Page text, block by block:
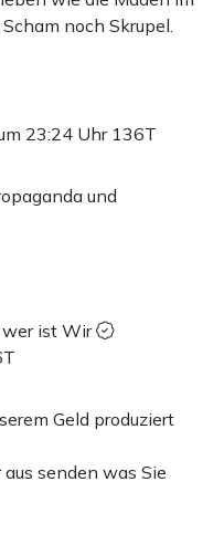
noch Skrupel.
23:24 Uhr 136T
und
ist Wir
Geld produziert
senden was Sie